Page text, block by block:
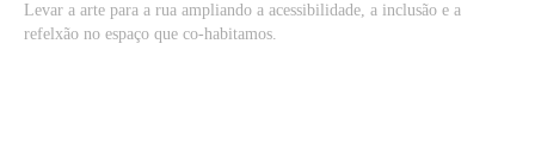
Levar a arte para a rua ampliando a acessibilidade, a inclusão e a
refelxão no espaço que co-habitamos.